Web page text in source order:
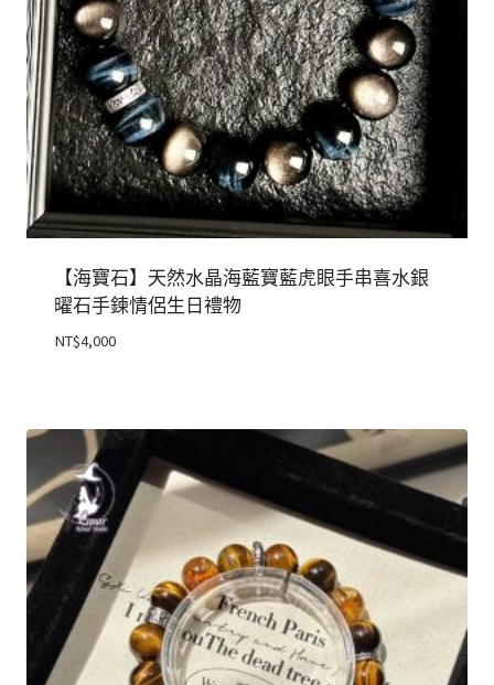
【海寶石】天然水晶海藍寶藍虎眼手串喜水銀
曜石手鍊情侶生日禮物
NT$4,000